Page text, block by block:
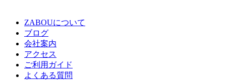
ZABOUについて
ブログ
会社案内
アクセス
ご利用ガイド
よくある質問